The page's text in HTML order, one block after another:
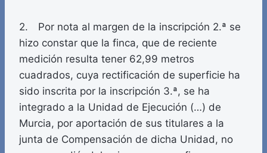
2. Por nota al margen de la inscripción 2.ª se
hizo constar que la finca, que de reciente
medición resulta tener 62,99 metros
cuadrados, cuya rectificación de superficie ha
sido inscrita por la inscripción 3.ª, se ha
integrado a la Unidad de Ejecución (…) de
Murcia, por aportación de sus titulares a la
junta de Compensación de dicha Unidad, no